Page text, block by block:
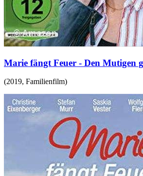
Marie fängt Feuer - Den Mutigen
(2019, Familienfilm)